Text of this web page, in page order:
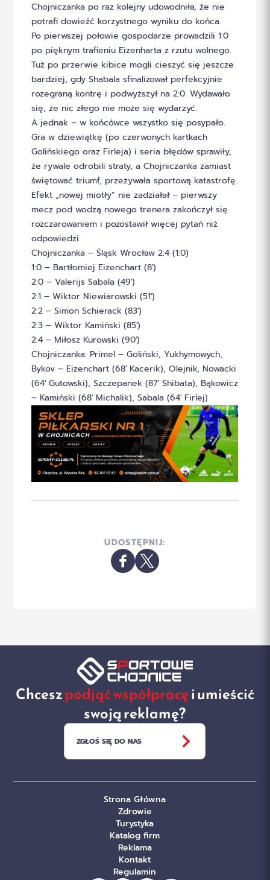
Chojniczanka po raz kolejny udowodniła, że nie
potrafi dowieźć korzystnego wyniku do końca.
Po pierwszej połowie gospodarze prowadzili 1:0
po pięknym trafieniu Eizenharta z rzutu wolnego.
Tuż po przerwie kibice mogli cieszyć się jeszcze
bardziej, gdy Shabala sfinalizował perfekcyjnie
rozegraną kontrę i podwyższył na 2:0. Wydawało
się, że nic złego nie może się wydarzyć.
A jednak – w końcówce wszystko się posypało.
Gra w dziewiątkę (po czerwonych kartkach
Golińskiego oraz Firleja) i seria błędów sprawiły,
że rywale odrobili straty, a Chojniczanka zamiast
świętować triumf, przeżywała sportową katastrofę.
Efekt „nowej miotły” nie zadziałał – pierwszy
mecz pod wodzą nowego trenera zakończył się
rozczarowaniem i pozostawił więcej pytań niż
odpowiedzi.
Chojniczanka – Śląsk Wrocław 2:4 (1:0)
1:0 – Bartłomiej Eizenchart (8′)
2:0 – Valerijs Sabala (49′)
2:1 – Wiktor Niewiarowski (51′)
2:2 – Simon Schierack (83′)
2:3 – Wiktor Kamiński (85′)
2:4 – Miłosz Kurowski (90′)
Chojniczanka: Primel – Goliński, Yukhymowych,
Bykov – Eizenchart (68′ Kacerik), Olejnik, Nowacki
(64′ Gutowski), Szczepanek (87′ Shibata), Bąkowicz
– Kamiński (68′ Michalik), Sabala (64′ Firlej)
UDOSTĘPNIJ:
Chceszpodjąć współpracęi umieścić
swoją reklamę?
ZGŁOŚ SIĘ DO NAS
Strona Główna
Zdrowie
Turystyka
Katalog firm
Reklama
Kontakt
Regulamin